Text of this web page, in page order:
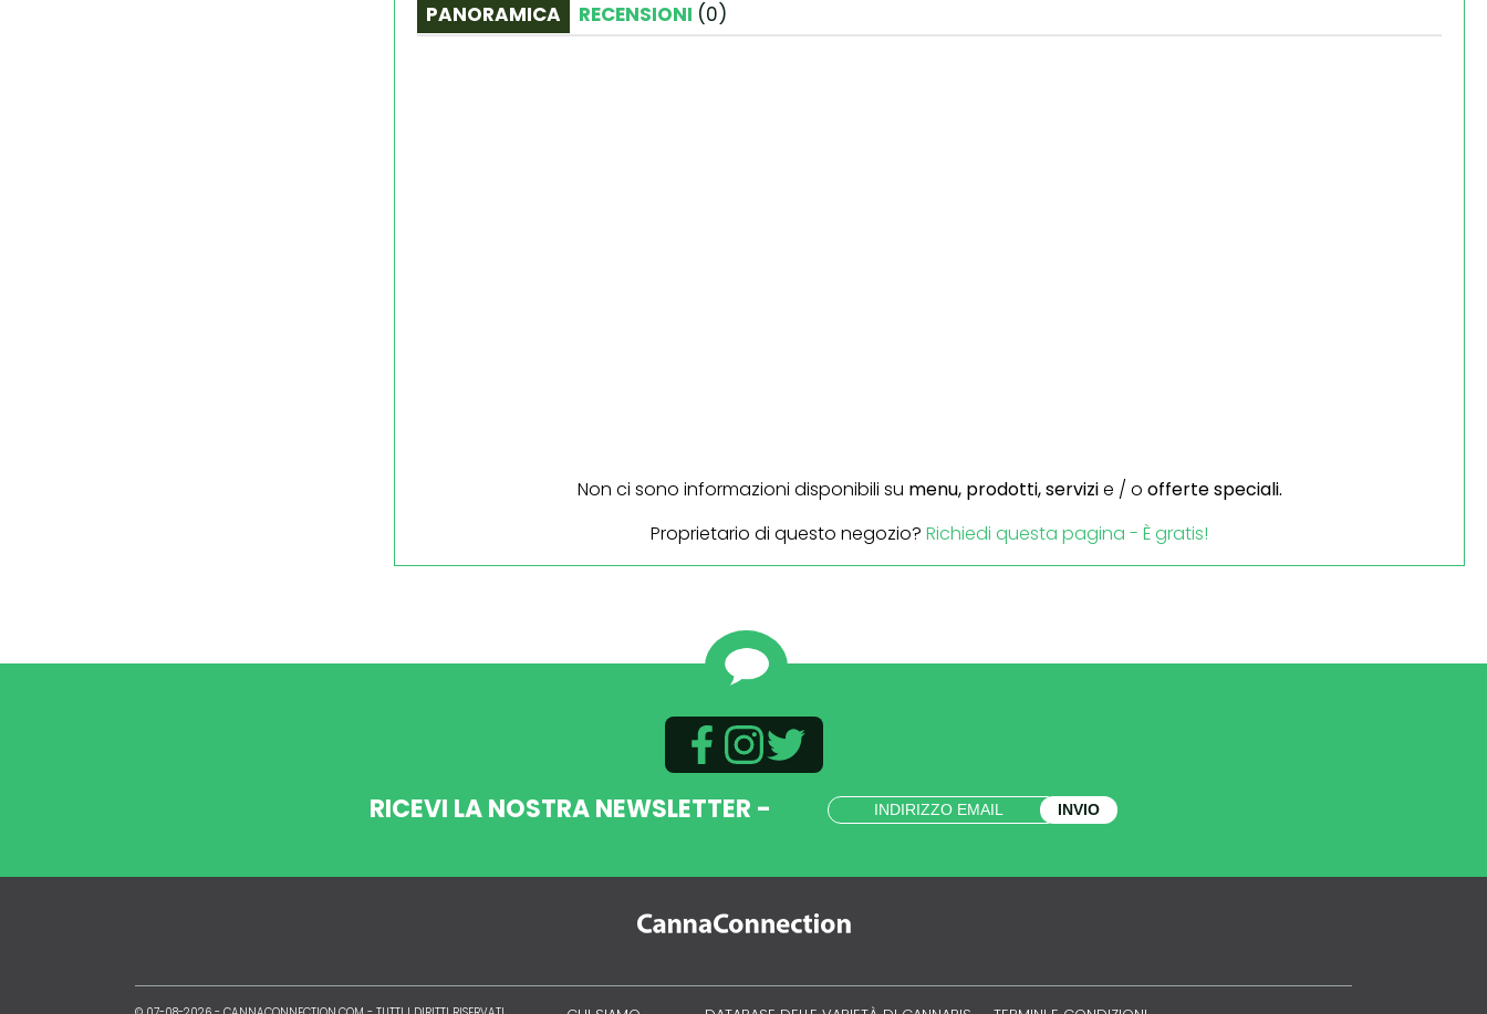
PANORAMICA RECENSIONI (0)
Non ci sono informazioni disponibili su menu, prodotti,servizie / o offerte speciali.
Proprietario di questo negozio? Richiedi questa pagina - È gratis!
RICEVI LA NOSTRA NEWSLETTER - INVIO